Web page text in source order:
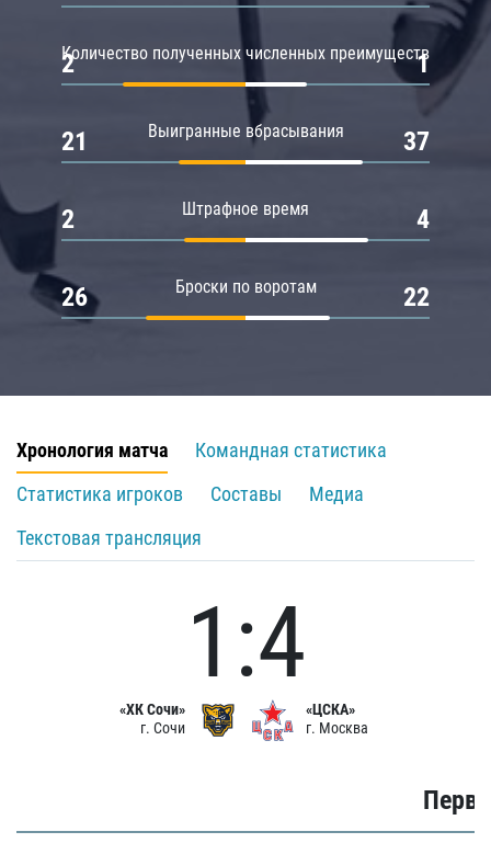
Количество полученных численных преимуществ
2 1
Выигранные вбрасывания
21 37
Штрафное время
2 4
Броски по воротам
26 22
Хронология матча
Командная статистика
Статистика игроков
Составы
Медиа
Текстовая трансляция
«ХК Сочи»
г. Сочи
1:4
«ЦСКА»
г. Москва